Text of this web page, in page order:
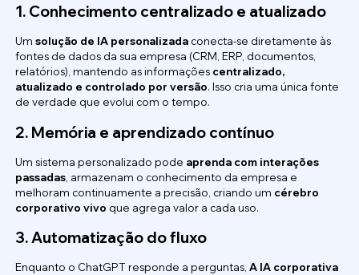
1. Conhecimento centralizado e atualizado
Um solução de IA personalizadaconecta-se diretamente às
fontes de dados da sua empresa (CRM, ERP, documentos,
relatórios), mantendo as informações centralizado,
atualizado e controlado por versão. Isso cria uma única fonte
de verdade que evolui com o tempo.
2. Memória e aprendizado contínuo
Um sistema personalizado pode aprenda com interações
passadas, armazenam o conhecimento da empresa e
melhoram continuamente a precisão, criando um cérebro
corporativo vivo que agrega valor a cada uso.
3. Automatização do fluxo
Enquanto o ChatGPT responde a perguntas, A IA corporativa